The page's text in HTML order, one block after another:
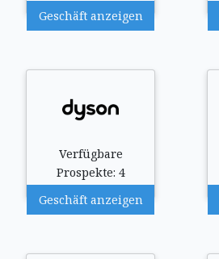
Geschäft anzeigen
Verfügbare
Prospekte: 4
Geschäft anzeigen